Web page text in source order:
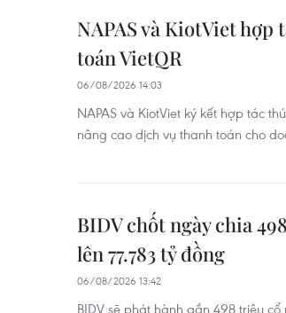
NAPAS và KiotViet
toán VietQR
06/08/2026 14:03
NAPAS và KiotViet ký kết hợp tác
nâng cao dịch vụ thanh toán cho
BIDV chốt ngày chia
lên 77.783 tỷ đồng
06/08/2026 13:42
BIDV sẽ phát hành gần 498 triệu